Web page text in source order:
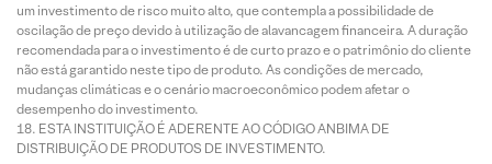
um investimento de risco muito alto, que contempla a possibilidade de
oscilação de preço devido à utilização de alavancagem financeira. A duração
recomendada para o investimento é de curto prazo e o patrimônio do cliente
não está garantido neste tipo de produto. As condições de mercado,
mudanças climáticas e o cenário macroeconômico podem afetar o
desempenho do investimento.
ESTA INSTITUIÇÃO É ADERENTE AO CÓDIGO ANBIMA DE
DISTRIBUIÇÃO DE PRODUTOS DE INVESTIMENTO.